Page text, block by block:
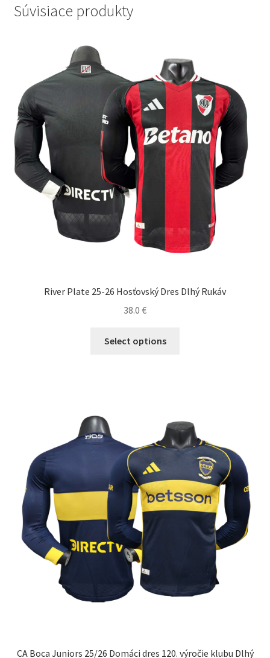
Súvisiace produkty
River Plate 25-26 Hosťovský Dres Dlhý Rukáv
38.0 €
Select options
si
môžete
vybrať
stránke
produktu.
CA Boca Juniors 25/26 Domáci dres 120. výročie klubu Dlhý